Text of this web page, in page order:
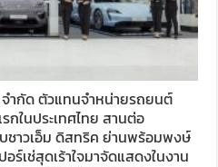
จำกัด ตัวแทนจำหน่ายรถยนต์
กในประเทศไทย สานต่อ
ชาวเอ็ม ดิสทริค ย่านพร้อมพงษ์
เช่สุดเร้าใจมาจัดแสดงในงาน